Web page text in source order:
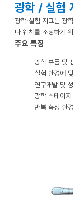
광학 / 실험
광학·실험 지그는 광
나 위치를 조정하기
주요 특징
광학 부품 및
실험 환경에
연구개발 및
광학 스테이
반복 측정 환